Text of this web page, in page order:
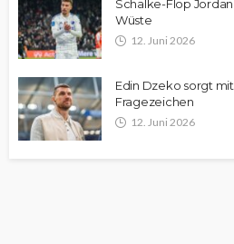
Schalke-Flop
Wüste
12. Juni 2026
Edin Dzeko sorgt
Fragezeichen
12. Juni 2026